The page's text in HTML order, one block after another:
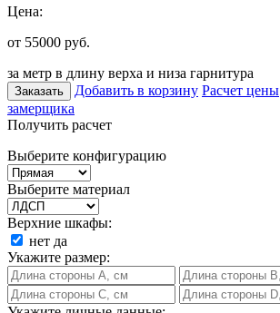
Цена:
от 55000 руб.
за метр в длину верха и низа гарнитура
Заказать Добавить в корзину Расчет цены
замерщика
Получить расчет
Выберите конфигурацию
Выберите материал
Верхние шкафы:
нет да
Укажите размер: